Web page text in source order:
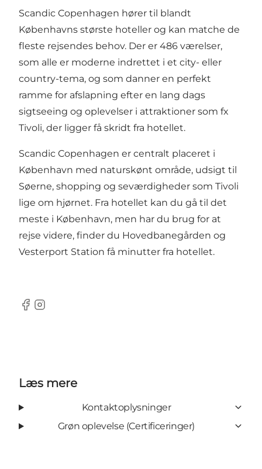
Scandic Copenhagen hører til blandt
Københavns største hoteller og kan matche de
fleste rejsendes behov. Der er 486 værelser,
som alle er moderne indrettet i et city- eller
country-tema, og som danner en perfekt
ramme for afslapning efter en lang dags
sigtseeing og oplevelser i attraktioner som fx
Tivoli, der ligger få skridt fra hotellet.
Scandic Copenhagen er centralt placeret i
København med naturskønt område, udsigt til
Søerne, shopping og seværdigheder som Tivoli
lige om hjørnet. Fra hotellet kan du gå til det
meste i København, men har du brug for at
rejse videre, finder du Hovedbanegården og
Vesterport Station få minutter fra hotellet.
Facebook
Instagram
Læs mere
Kontaktoplysninger
Grøn oplevelse (Certificeringer)